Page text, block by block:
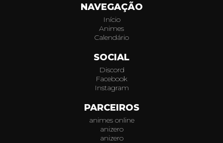
NAVEGAÇÃO
Início
Animes
Calendário
SOCIAL
Discord
Facebook
Instagram
PARCEIROS
animes online
anizero
anizero